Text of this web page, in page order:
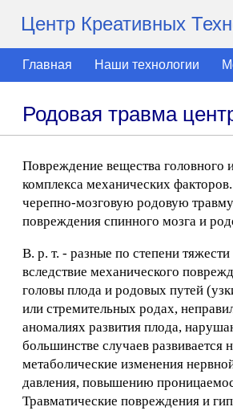
Центр Креативных
Главная Наши технологии
Родовая травма
Повреждение вещества головного
комплекса механических
черепно-мозговую родовую
повреждения спинного мозга и
В. р. т. - разные по степени
вследствие механического
головы плода и родовых путей
или стремительных родах,
аномалиях развития плода,
большинстве случаев
метаболические изменения
давления, повышению
Травматические повреждения и